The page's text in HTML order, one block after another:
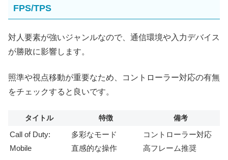
FPS/TPS
対人要素が強いジャンルなので、通信環境や入力デバイス
が勝敗に影響します。
照準や視点移動が重要なため、コントローラー対応の有無
をチェックすると良いです。
タイトル 特徴 備考
Call of Duty:
Mobile
多彩なモード
直感的な操作
コントローラー対応
高フレーム推奨